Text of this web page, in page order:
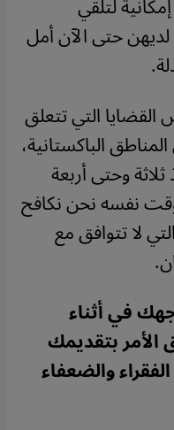
لديهن حتى الآن أمل
.
التي تتعلق
الباكستانية،
وحتى أربعة
نفسه نحن نكافح
لا تتوافق مع
.
في أثناء
الأمر بتقديمك
والضعفاء